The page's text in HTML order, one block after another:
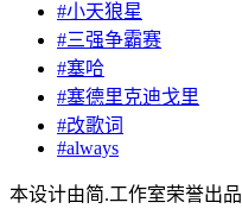
#小天狼星
#三强争霸赛
#塞哈
#塞德里克迪戈里
#改歌词
#always
本设计由简.工作室荣誉出品